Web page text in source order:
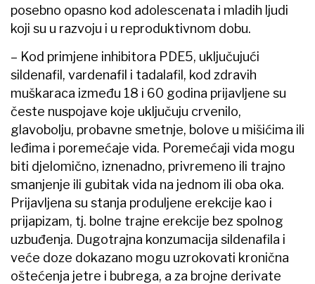
posebno opasno kod adolescenata i mladih ljudi
koji su u razvoju i u reproduktivnom dobu.
– Kod primjene inhibitora PDE5, uključujući
sildenafil, vardenafil i tadalafil, kod zdravih
muškaraca između 18 i 60 godina prijavljene su
česte nuspojave koje uključuju crvenilo,
glavobolju, probavne smetnje, bolove u mišićima ili
leđima i poremećaje vida. Poremećaji vida mogu
biti djelomično, iznenadno, privremeno ili trajno
smanjenje ili gubitak vida na jednom ili oba oka.
Prijavljena su stanja produljene erekcije kao i
prijapizam, tj. bolne trajne erekcije bez spolnog
uzbuđenja. Dugotrajna konzumacija sildenafila i
veće doze dokazano mogu uzrokovati kronična
oštećenja jetre i bubrega, a za brojne derivate